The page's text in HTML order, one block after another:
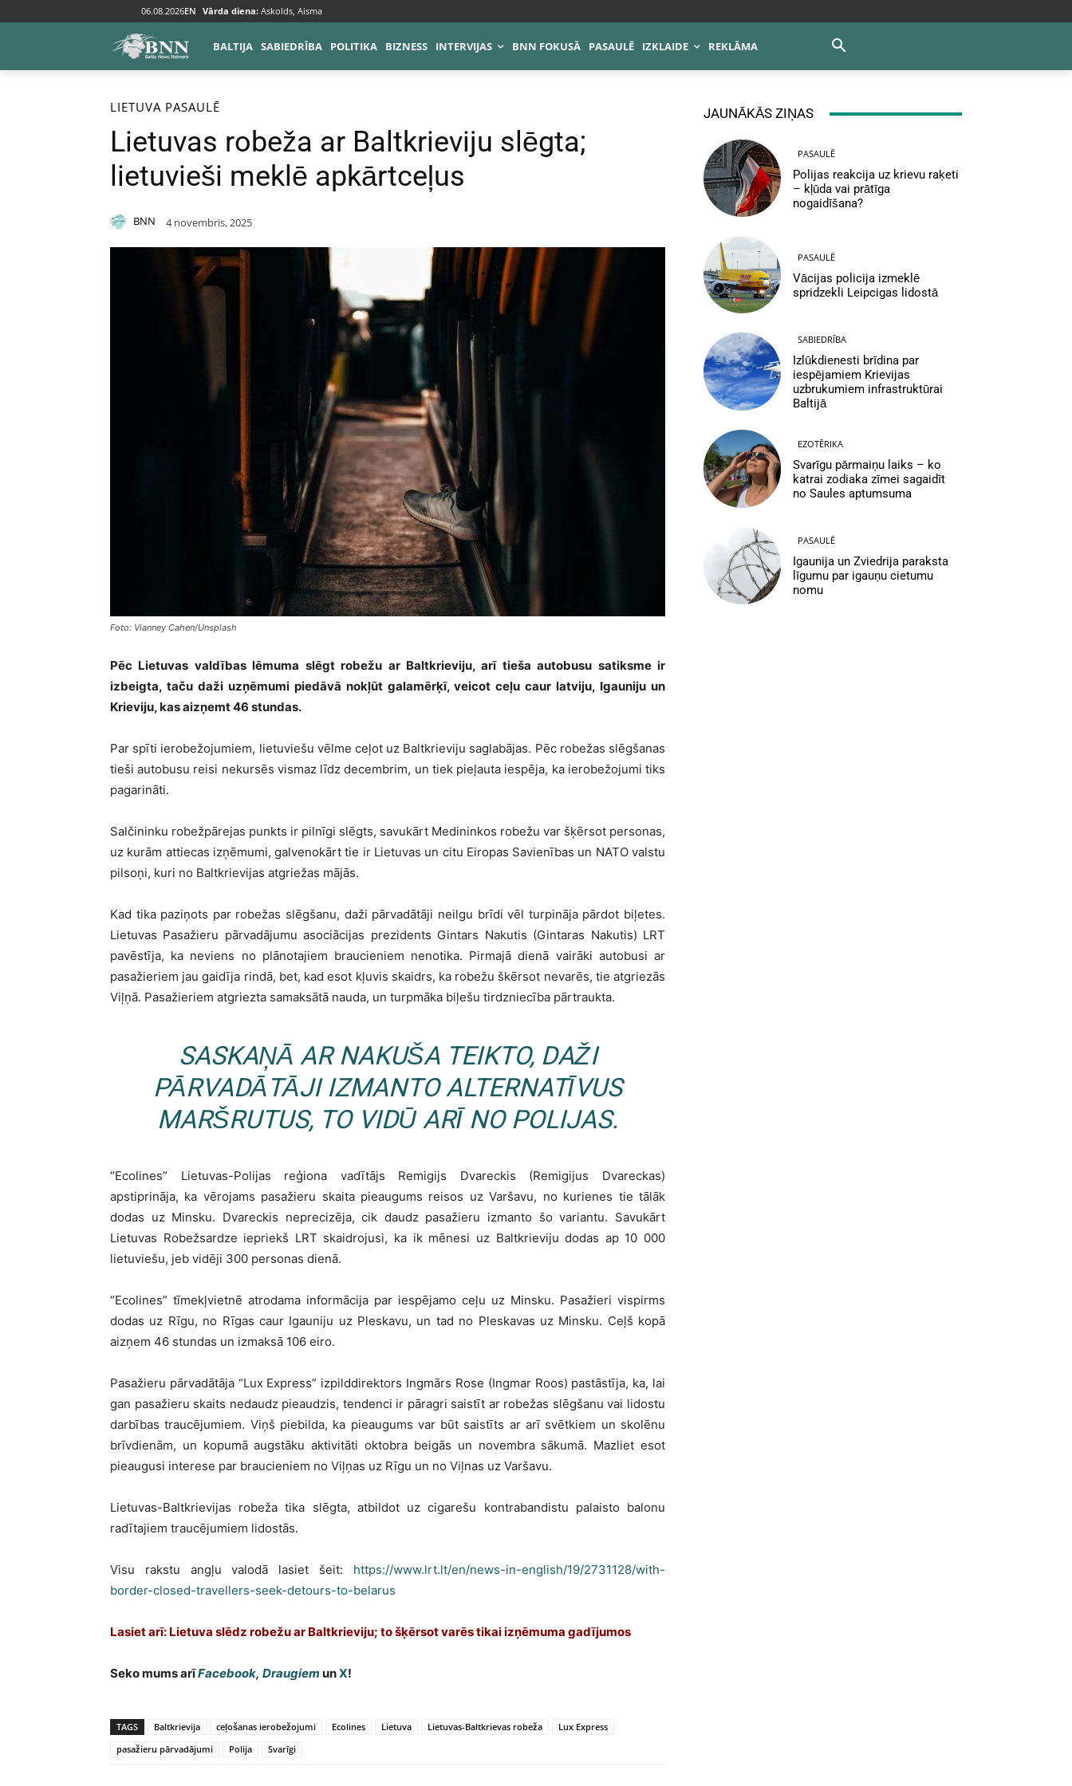
06.08.2026EN Vārda diena: Askolds, Aisma
BALTIJA SABIEDRĪBA POLITIKA BIZNESS INTERVIJAS BNN FOKUSĀ PASAULĒ IZKLAIDE REKLĀMA
Sākums Baltija Lietuva
LIETUVA PASAULĒ
Lietuvas robeža ar Baltkrieviju slēgta;
lietuvieši meklē apkārtceļus
BNN 4 novembris, 2025
Foto: Vianney Cahen/Unsplash
Pēc Lietuvas valdības lēmuma slēgt robežu ar Baltkrieviju, arī tieša autobusu satiksme ir
izbeigta, taču daži uzņēmumi piedāvā nokļūt galamērķī, veicot ceļu caur latviju, Igauniju un
Krieviju, kas aizņemt 46 stundas.
Par spīti ierobežojumiem, lietuviešu vēlme ceļot uz Baltkrieviju saglabājas. Pēc robežas slēgšanas
tieši autobusu reisi nekursēs vismaz līdz decembrim, un tiek pieļauta iespēja, ka ierobežojumi tiks
pagarināti.
Salčininku robežpārejas punkts ir pilnīgi slēgts, savukārt Medininkos robežu var šķērsot personas,
uz kurām attiecas izņēmumi, galvenokārt tie ir Lietuvas un citu Eiropas Savienības un NATO valstu
pilsoņi, kuri no Baltkrievijas atgriežas mājās.
Kad tika paziņots par robežas slēgšanu, daži pārvadātāji neilgu brīdi vēl turpināja pārdot biļetes.
Lietuvas Pasažieru pārvadājumu asociācijas prezidents Gintars Nakutis (Gintaras Nakutis) LRT
pavēstīja, ka neviens no plānotajiem braucieniem nenotika. Pirmajā dienā vairāki autobusi ar
pasažieriem jau gaidīja rindā, bet, kad esot kļuvis skaidrs, ka robežu škērsot nevarēs, tie atgriezās
Viļņā. Pasažieriem atgriezta samaksātā nauda, un turpmāka biļešu tirdzniecība pārtraukta.
SASKAŅĀ AR NAKUŠA TEIKTO, DAŽI
PĀRVADĀTĀJI IZMANTO ALTERNATĪVUS
MARŠRUTUS, TO VIDŪ ARĪ NO POLIJAS.
“Ecolines” Lietuvas-Polijas reģiona vadītājs Remigijs Dvareckis (Remigijus Dvareckas)
apstiprināja, ka vērojams pasažieru skaita pieaugums reisos uz Varšavu, no kurienes tie tālāk
dodas uz Minsku. Dvareckis neprecizēja, cik daudz pasažieru izmanto šo variantu. Savukārt
Lietuvas Robežsardze iepriekš LRT skaidrojusi, ka ik mēnesi uz Baltkrieviju dodas ap 10 000
lietuviešu, jeb vidēji 300 personas dienā.
“Ecolines” tīmekļvietnē atrodama informācija par iespējamo ceļu uz Minsku. Pasažieri vispirms
dodas uz Rīgu, no Rīgas caur Igauniju uz Pleskavu, un tad no Pleskavas uz Minsku. Ceļš kopā
aizņem 46 stundas un izmaksā 106 eiro.
Pasažieru pārvadātāja “Lux Express” izpilddirektors Ingmārs Rose (Ingmar Roos) pastāstīja, ka, lai
gan pasažieru skaits nedaudz pieaudzis, tendenci ir pāragri saistīt ar robežas slēgšanu vai lidostu
darbības traucējumiem. Viņš piebilda, ka pieaugums var būt saistīts ar arī svētkiem un skolēnu
brīvdienām, un kopumā augstāku aktivitāti oktobra beigās un novembra sākumā. Mazliet esot
pieaugusi interese par braucieniem no Viļņas uz Rīgu un no Viļnas uz Varšavu.
Lietuvas-Baltkrievijas robeža tika slēgta, atbildot uz cigarešu kontrabandistu palaisto balonu
radītajiem traucējumiem lidostās.
Visu rakstu angļu valodā lasiet šeit: https://www.lrt.lt/en/news-in-english/19/2731128/with-
border-closed-travellers-seek-detours-to-belarus
Lasiet arī: Lietuva slēdz robežu ar Baltkrieviju; to šķērsot varēs tikai izņēmuma gadījumos
Seko mums arīFacebook, Draugiem unX!
TAGS Baltkrievija ceļošanas ierobežojumi Ecolines Lietuva Lietuvas-Baltkrievas robeža
Lux Express
pasažieru pārvadājumi
Polija Svarīgi
JAUNĀKĀS ZIŅAS
PASAULĒ
Polijas reakcija uz krievu raķeti
– kļūda vai prātīga
nogaidīšana?
PASAULĒ
Vācijas policija izmeklē
spridzekli Leipcigas lidostā
SABIEDRĪBA
Izlūkdienesti brīdina par
iespējamiem Krievijas
uzbrukumiem infrastruktūrai
Baltijā
EZOTĒRIKA
Svarīgu pārmaiņu laiks – ko
katrai zodiaka zīmei sagaidīt
no Saules aptumsuma
PASAULĒ
Igaunija un Zviedrija paraksta
līgumu par igauņu cietumu
nomu